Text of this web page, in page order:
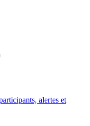
alertes et